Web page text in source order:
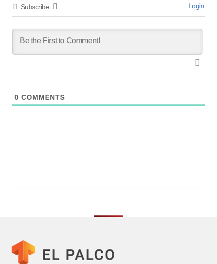
Subscribe Login
0 COMMENTS